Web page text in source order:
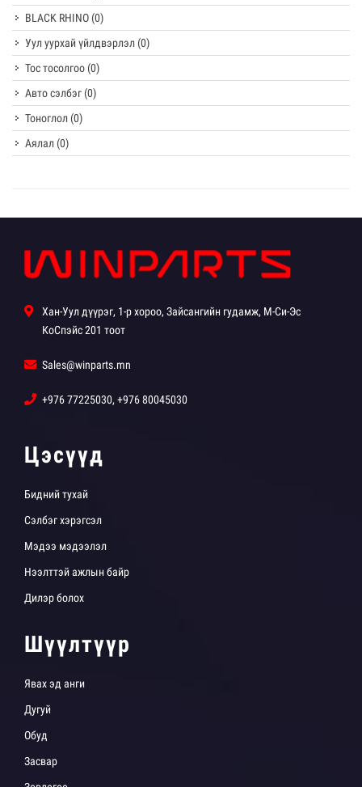
BLACK RHINO (0)
Уул уурхай үйлдвэрлэл (0)
Тос тосолгоо (0)
Авто сэлбэг (0)
Тоноглол (0)
Аялал (0)
Хан-Уул дүүрэг, 1-р хороо, Зайсангийн гудамж, М-Си-Эс
КоСпэйс 201 тоот
Sales@winparts.mn
+976 77225030, +976 80045030
Цэсүүд
Бидний тухай
Сэлбэг хэрэгсэл
Мэдээ мэдээлэл
Нээлттэй ажлын байр
Дилэр болох
Шүүлтүүр
Явах эд анги
Дугуй
Обуд
Засвар